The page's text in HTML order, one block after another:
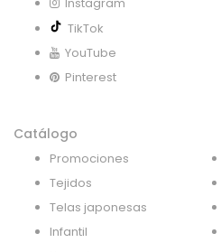
TikTok
YouTube
Pinterest
Catálogo
Promociones
Tejidos
Telas japonesas
Infantil